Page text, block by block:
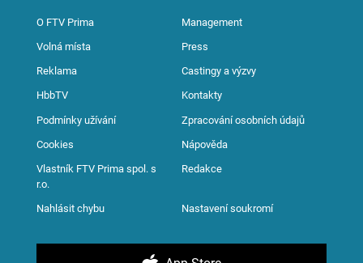
O FTV Prima Management
Volná místa Press
Reklama Castingy a výzvy
HbbTV Kontakty
Podmínky užívání Zpracování osobních údajů
Cookies Nápověda
Vlastník FTV Prima spol. s
r.o.
Redakce
Nahlásit chybu Nastavení soukromí